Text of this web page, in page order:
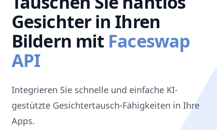
Gesichter in Ihren
Bildern mit Faceswap
API
Integrieren Sie schnelle und einfache KI-
gestützte Gesichtertausch-Fähigkeiten in Ihre
Apps.